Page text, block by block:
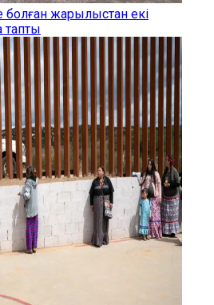
болған жарылыстан екі
тапты